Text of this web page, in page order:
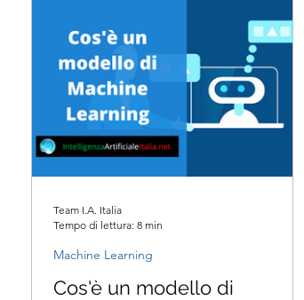
Cos'è un modello di
Machine Learning
Team I.A. Italia
Tempo di lettura: 8 min